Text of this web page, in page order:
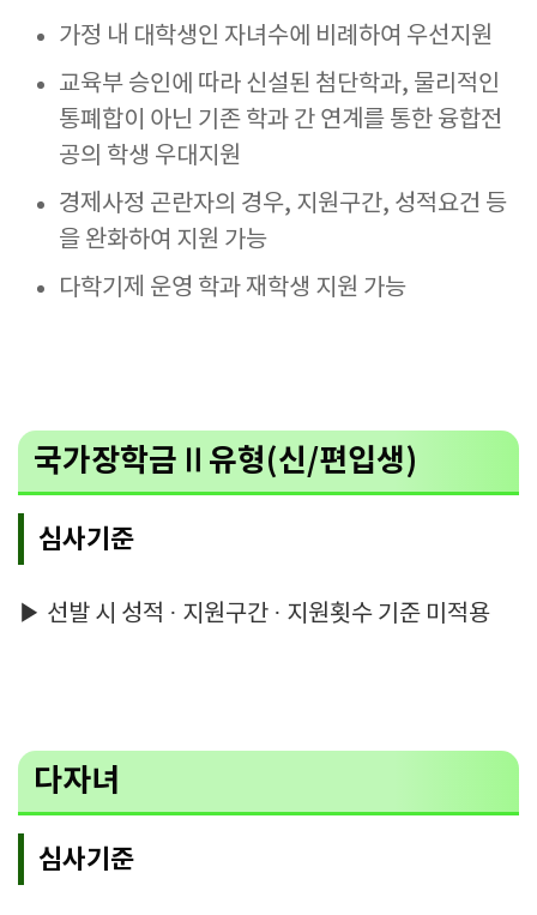
가정 내 대학생인 자녀수에 비례하여 우선지원
교육부 승인에 따라 신설된 첨단학과, 물리적인
통폐합이 아닌 기존 학과 간 연계를 통한 융합전
공의 학생 우대지원
경제사정 곤란자의 경우, 지원구간, 성적요건 등
을 완화하여 지원 가능
다학기제 운영 학과 재학생 지원 가능
국가장학금Ⅱ유형(신/편입생)
심사기준
▶ 선발 시 성적 · 지원구간 · 지원횟수 기준 미적용
다자녀
심사기준